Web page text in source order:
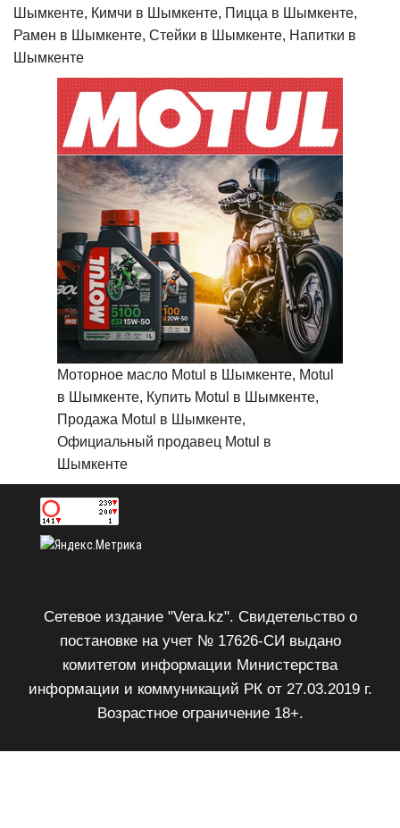
Шымкенте, Кимчи в Шымкенте, Пицца в Шымкенте,
Рамен в Шымкенте, Стейки в Шымкенте, Напитки в
Шымкенте
Моторное масло Motul в Шымкенте, Motul
в Шымкенте, Купить Motul в Шымкенте,
Продажа Motul в Шымкенте,
Официальный продавец Motul в
Шымкенте
Сетевое издание "Vera.kz". Свидетельство о
постановке на учет № 17626-СИ выдано
комитетом информации Министерства
информации и коммуникаций РК от 27.03.2019 г.
Возрастное ограничение 18+.